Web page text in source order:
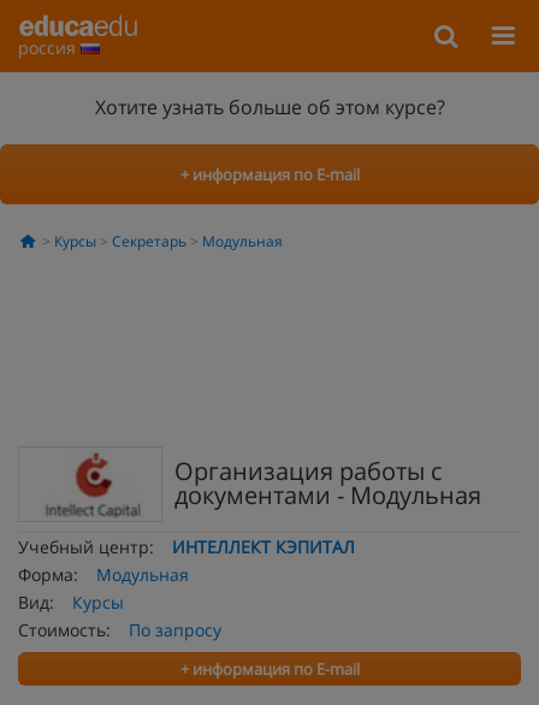
россия
Хотите узнать больше об этом курсе?
+ информация по E-mail
Курсы Секретарь Модульная
Организация работы с
документами - Модульная
Учебный центр:
ИНТЕЛЛЕКТ КЭПИТАЛ
Форма:
Модульная
Вид:
Курсы
Стоимость:
По запросу
+ информация по E-mail